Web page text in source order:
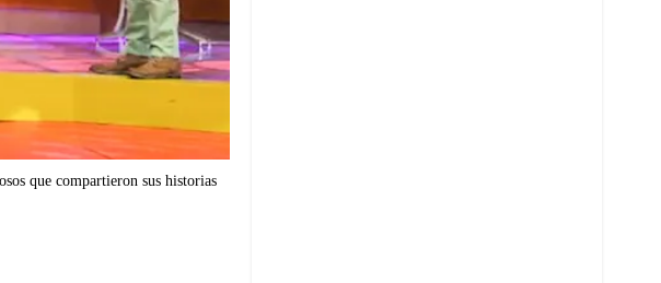
que compartieron sus historias